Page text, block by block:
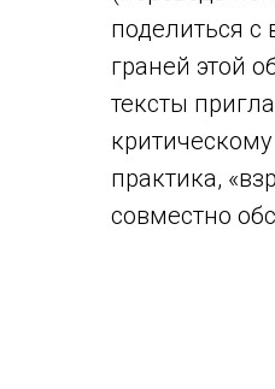
поделиться с
граней этой
тексты
практика,
совместно